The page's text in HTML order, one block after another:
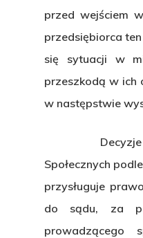
przed wejściem
przedsiębiorca
się sytuacji w
przeszkodą w ich
w następstwie
Decyzje
Społecznych
przysługuje
do sądu, za
prowadzącego